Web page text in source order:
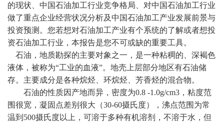
的现状、中国石油加工行业竞争格局、对中国石油加工行业
做了重点企业经营状况分析及中国石油加工产业发展前景与
投资预测。您若想对石油加工产业有个系统的了解或者想投
资石油加工行业，本报告是您不可或缺的重要工具。
石油，地质勘探的主要对象之一，是一种粘稠的、深褐色
液体，被称为“工业的血液”。地壳上层部分地区有石油储
存。主要成分是各种烷烃、环烷烃、芳香烃的混合物。
石油的性质因产地而异，密度为0.8 -1.0g/cm3，粘度范
围很宽，凝固点差别很大（30-60摄氏度），沸点范围为常
温到500摄氏度以上，可溶于多种有机溶剂，不溶于水，但